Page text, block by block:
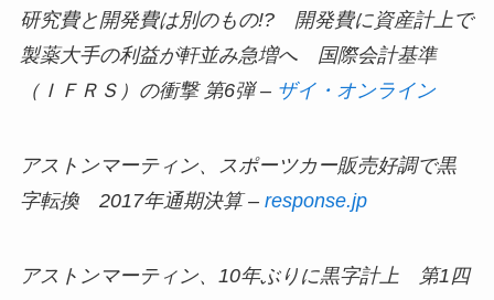
研究費と開発費は別のもの!? 開発費に資産計上で
製薬大手の利益が軒並み急増へ 国際会計基準
（ＩＦＲＳ）の衝撃 第6弾 – ザイ・オンライン
アストンマーティン、スポーツカー販売好調で黒
字転換 2017年通期決算 – response.jp
アストンマーティン、10年ぶりに黒字計上 第1四